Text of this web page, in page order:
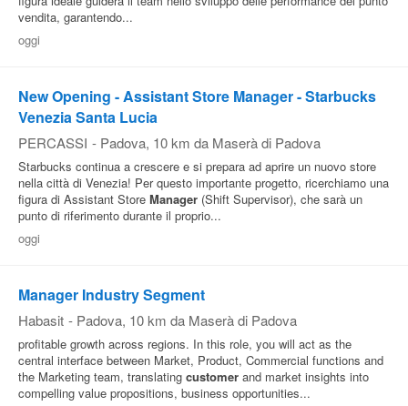
vendita, garantendo...
oggi
New Opening - Assistant Store Manager - Starbucks
Venezia Santa Lucia
PERCASSI - Padova, 10 km da Maserà di Padova
Starbucks continua a crescere e si prepara ad aprire un nuovo store
nella città di Venezia! Per questo importante progetto, ricerchiamo una
figura di Assistant Store Manager (Shift Supervisor), che sarà un
punto di riferimento durante il proprio...
oggi
Manager Industry Segment
Habasit - Padova, 10 km da Maserà di Padova
profitable growth across regions. In this role, you will act as the
central interface between Market, Product, Commercial functions and
the Marketing team, translating customer and market insights into
compelling value propositions, business opportunities...